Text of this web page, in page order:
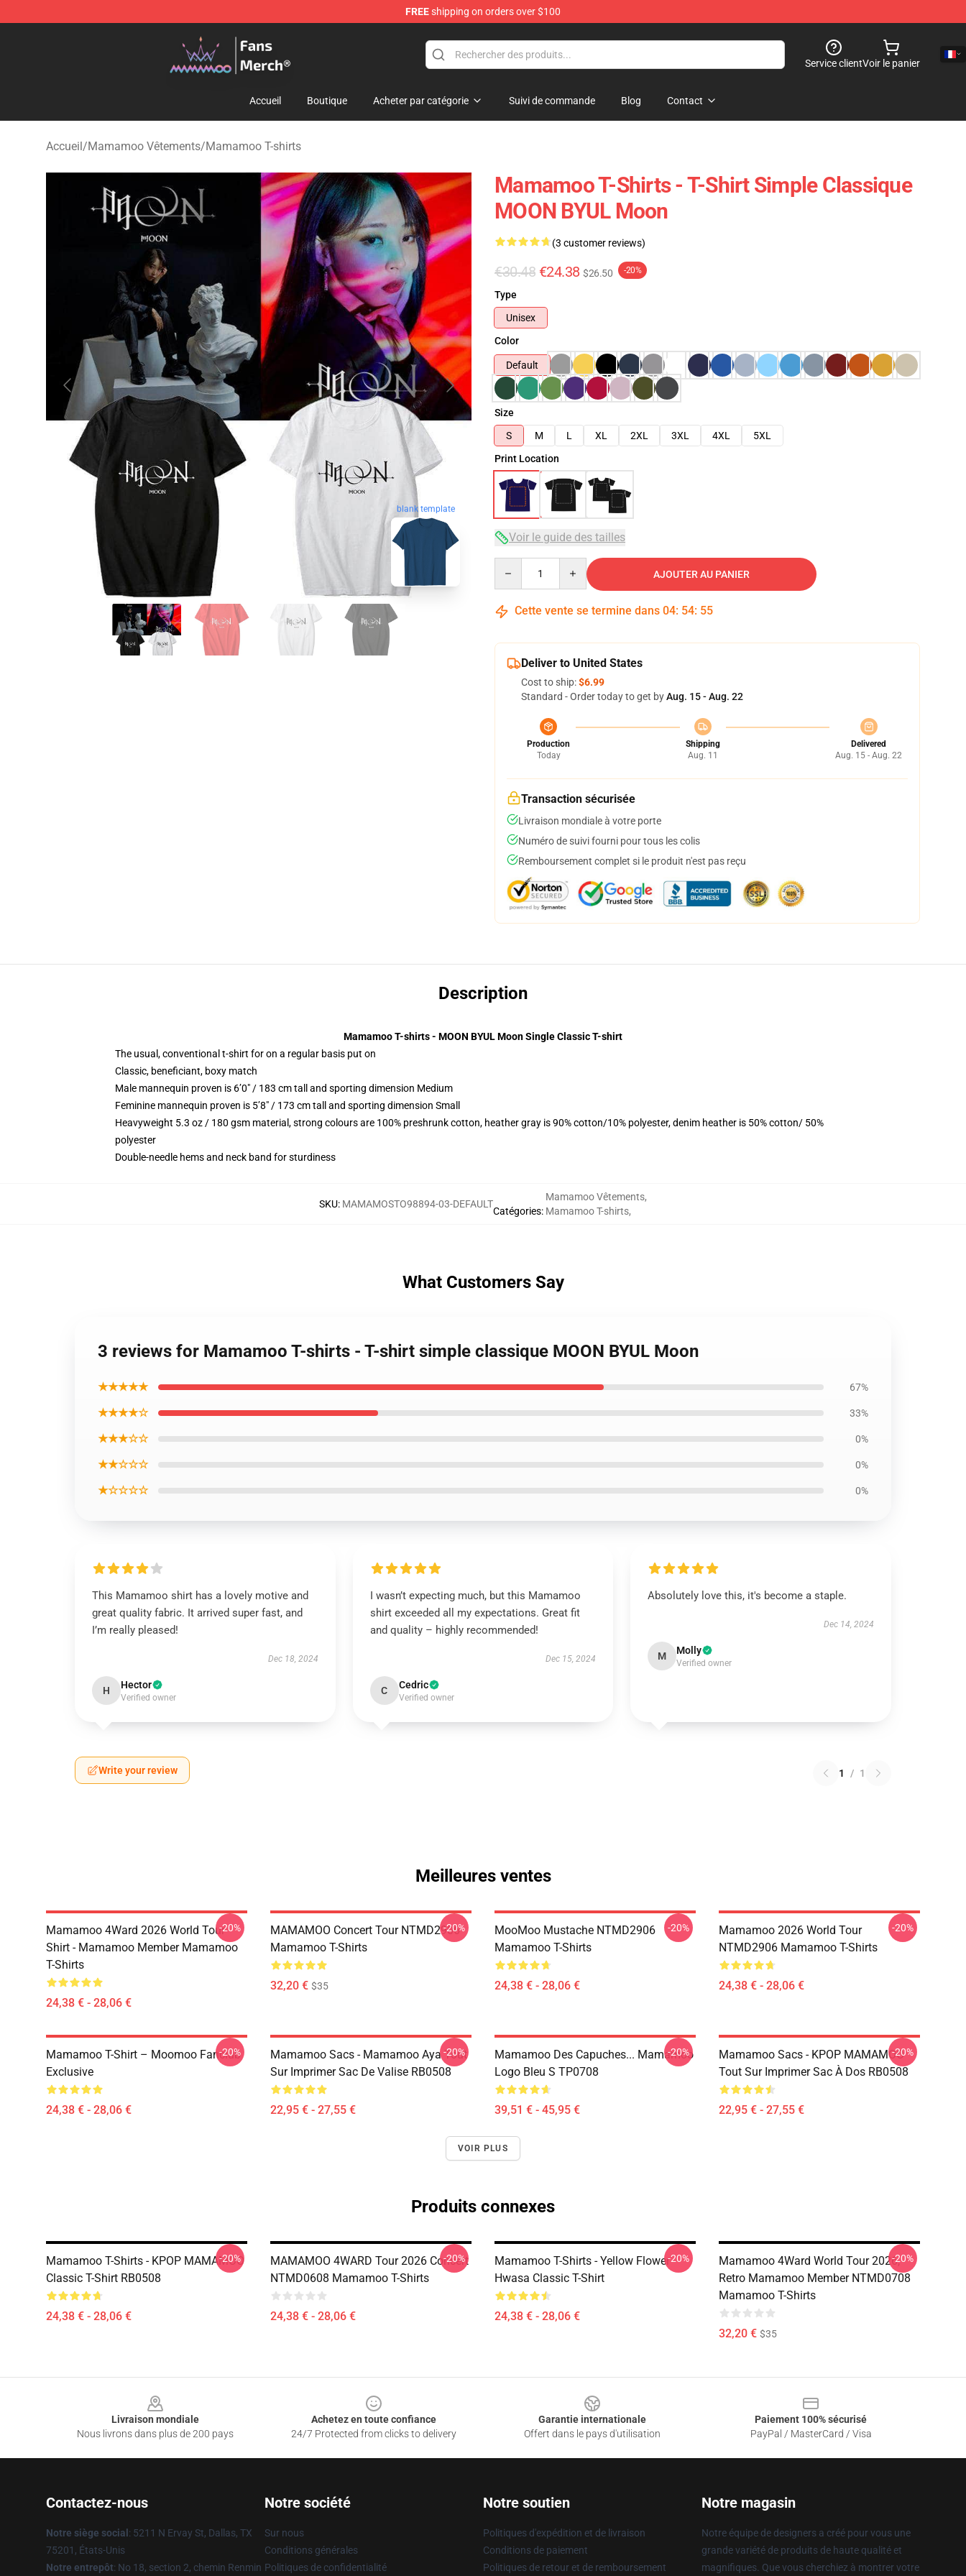
FREEshipping on orders over $100
Mamamoo Store - Official Mamamoo Merchandise Shop
Service clientVoir le panier
Accueil Boutique Acheter par catégorie Suivi de commande Blog Contact
Accueil/Mamamoo Vêtements/Mamamoo T-shirts
blank template
Mamamoo T-Shirts - T-Shirt Simple Classique
MOON BYUL Moon
(3 customer reviews)
€30.48 €24.38 $26.50 -20%
Type
Unisex
Color
Default
Size
S
M L XL 2XL 3XL 4XL
5XL
Print Location
Voir le guide des tailles
AJOUTER AU PANIER
Cette vente se termine dans 04: 54: 54
Deliver to United States
Cost to ship:$6.99
Standard - Order today to get byAug. 15 - Aug. 22
Production
Today
Shipping
Aug. 11
Delivered
Aug. 15 - Aug. 22
Transaction sécurisée
Livraison mondiale à votre porte
Numéro de suivi fourni pour tous les colis
Remboursement complet si le produit n'est pas reçu
Description
Mamamoo T-shirts - MOON BYUL Moon Single Classic T-shirt
The usual, conventional t-shirt for on a regular basis put on
Classic, beneficiant, boxy match
Male mannequin proven is 6’0″ / 183 cm tall and sporting dimension Medium
Feminine mannequin proven is 5’8″ / 173 cm tall and sporting dimension Small
Heavyweight 5.3 oz / 180 gsm material, strong colours are 100% preshrunk cotton, heather gray is 90% cotton/10% polyester, denim heather is 50% cotton/ 50%
polyester
Double-needle hems and neck band for sturdiness
SKU: MAMAMOSTO98894-03-DEFAULT
Catégories:
Mamamoo Vêtements,
Mamamoo T-shirts,
What Customers Say
3 reviews for Mamamoo T-shirts - T-shirt simple classique MOON BYUL Moon
★★★★★ 67%
★★★★☆ 33%
★★★☆☆ 0%
★★☆☆☆ 0%
★☆☆☆☆ 0%
This Mamamoo shirt has a lovely motive and
great quality fabric. It arrived super fast, and
I’m really pleased!
Dec 18, 2024
H Hector
Verified owner
I wasn’t expecting much, but this Mamamoo
shirt exceeded all my expectations. Great fit
and quality – highly recommended!
Dec 15, 2024
C Cedric
Verified owner
Absolutely love this, it's become a staple.
Dec 14, 2024
M Molly
Verified owner
Write your review 1 / 1
Meilleures ventes
Mamamoo 4Ward 2026 World Tour
Shirt - Mamamoo Member Mamamoo
T-Shirts
24,38 € - 28,06 €
-20%
MAMAMOO Concert Tour NTMD2906
Mamamoo T-Shirts
32,20 € $35
-20%
MooMoo Mustache NTMD2906
Mamamoo T-Shirts
24,38 € - 28,06 €
-20%
Mamamoo 2026 World Tour
NTMD2906 Mamamoo T-Shirts
24,38 € - 28,06 €
-20%
Mamamoo T-Shirt – Moomoo Fanclub
Exclusive
24,38 € - 28,06 €
-20%
Mamamoo Sacs - Mamamoo Aya Tout
Sur Imprimer Sac De Valise RB0508
22,95 € - 27,55 €
-20%
Mamamoo Des Capuches... Mamamoo
Logo Bleu S TP0708
39,51 € - 45,95 €
-20%
Mamamoo Sacs - KPOP MAMAMOO
Tout Sur Imprimer Sac À Dos RB0508
22,95 € - 27,55 €
-20%
VOIR PLUS
Produits connexes
Mamamoo T-Shirts - KPOP MAMAMOO
Classic T-Shirt RB0508
24,38 € - 28,06 €
-20%
MAMAMOO 4WARD Tour 2026 Concert
NTMD0608 Mamamoo T-Shirts
24,38 € - 28,06 €
-20%
Mamamoo T-Shirts - Yellow Flower
Hwasa Classic T-Shirt
24,38 € - 28,06 €
-20%
Mamamoo 4Ward World Tour 2026,
Retro Mamamoo Member NTMD0708
Mamamoo T-Shirts
32,20 € $35
-20%
Livraison mondiale
Nous livrons dans plus de 200 pays
Achetez en toute confiance
24/7 Protected from clicks to delivery
Garantie internationale
Offert dans le pays d'utilisation
Paiement 100% sécurisé
PayPal / MasterCard / Visa
Contactez-nous
Notre siège social : 5211 N Ervay St, Dallas, TX
75201, États-Unis
Notre entrepôt: No 18, section 2, chemin Renmin
Notre société
Sur nous
Conditions générales
Politiques de confidentialité
Notre soutien
Politiques d'expédition et de livraison
Conditions de paiement
Politiques de retour et de remboursement
Notre magasin
Notre équipe de designers a créé pour vous une
grande variété de produits de haute qualité et
magnifiques. Que vous cherchiez à montrer votre